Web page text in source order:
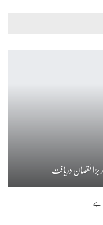
بڑا نقصان دریافت
ہے